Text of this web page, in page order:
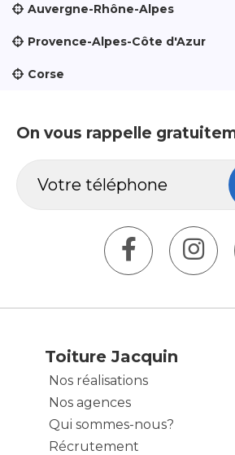
Auvergne-Rhône-Alpes
Provence-Alpes-Côte d'Azur
Corse
On vous rappelle
Toiture Jacquin
Nos réalisations
Nos agences
Qui sommes-nous?
Récrutement